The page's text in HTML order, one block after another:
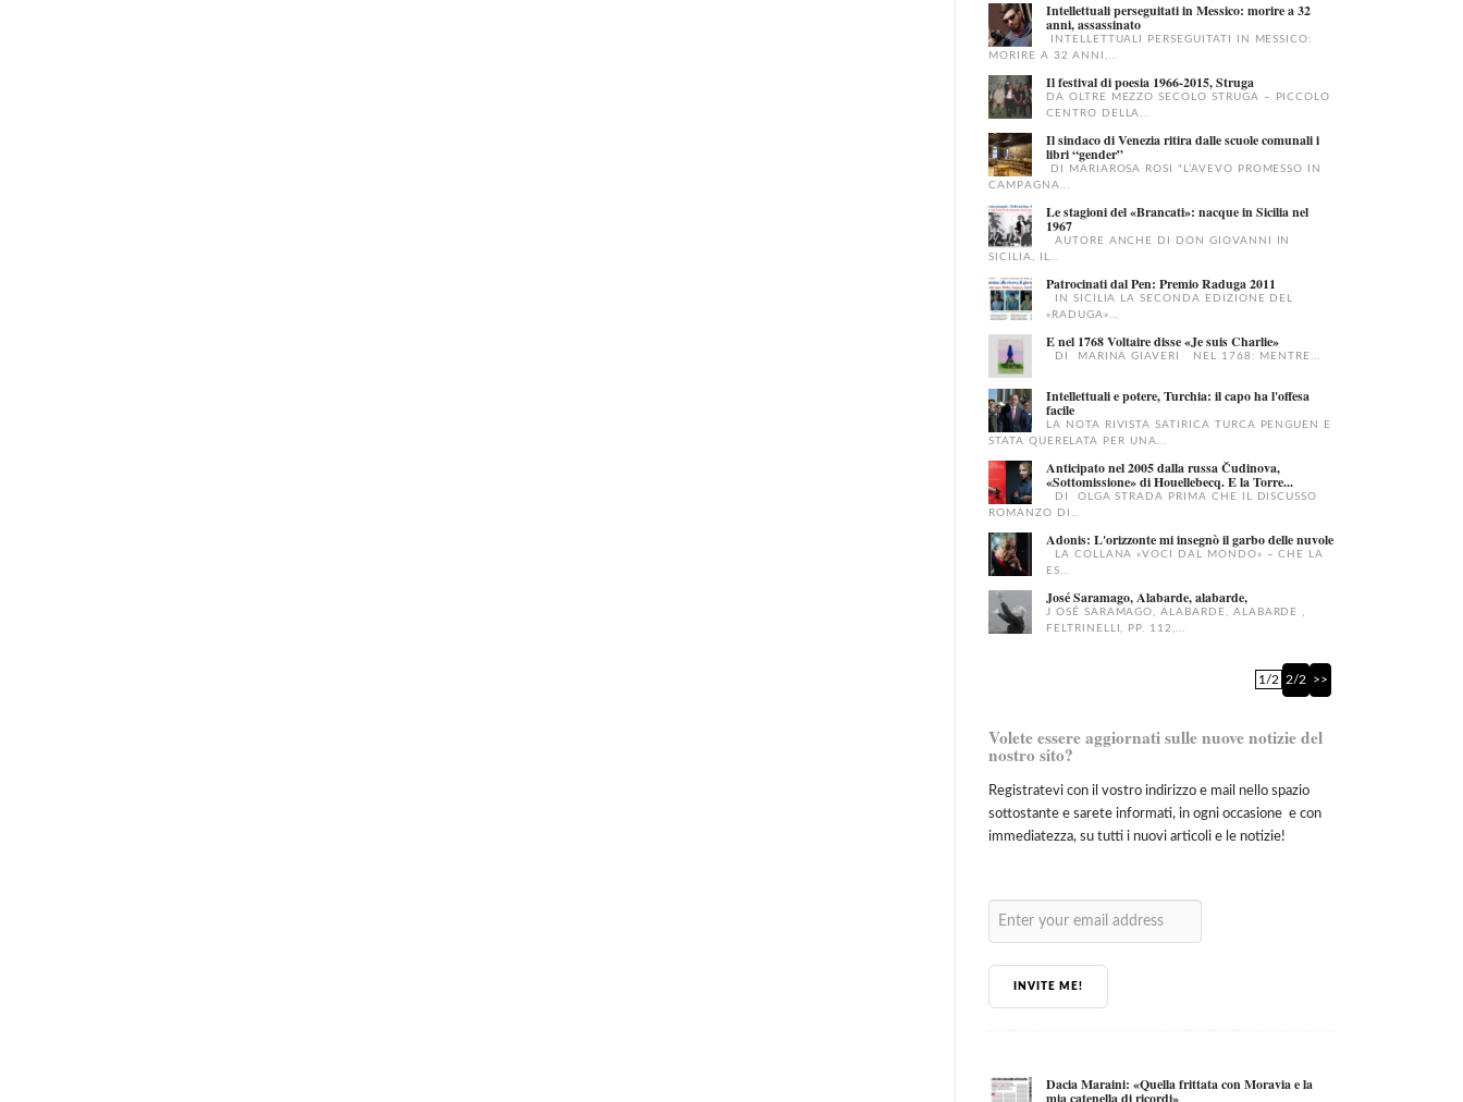
Intellettuali perseguitati in Messico: morire a 32
anni, assassinato
INTELLETTUALI PERSEGUITATI IN MESSICO:
MORIRE A 32 ANNI,...
Il festival di poesia 1966-2015, Struga
DA OLTRE MEZZO SECOLO STRUGA – PICCOLO
CENTRO DELLA...
Il sindaco di Venezia ritira dalle scuole comunali i
libri “gender”
DI MARIAROSA ROSI "L’AVEVO PROMESSO IN
CAMPAGNA...
Le stagioni del «Brancati»: nacque in Sicilia nel
1967
AUTORE ANCHE DI DON GIOVANNI IN
SICILIA, IL...
Patrocinati dal Pen: Premio Raduga 2011
IN SICILIA LA SECONDA EDIZIONE DEL
«RADUGA»...
E nel 1768 Voltaire disse «Je suis Charlie»
DI MARINA GIAVERI NEL 1768: MENTRE...
Intellettuali e potere, Turchia: il capo ha l'offesa
facile
LA NOTA RIVISTA SATIRICA TURCA PENGUEN E
STATA QUERELATA PER UNA...
Anticipato nel 2005 dalla russa Čudinova,
«Sottomissione» di Houellebecq. E la Torre...
DI OLGA STRADA PRIMA CHE IL DISCUSSO
ROMANZO DI...
Adonis: L'orizzonte mi insegnò il garbo delle nuvole
LA COLLANA «VOCI DAL MONDO» – CHE LA
ES...
José Saramago, Alabarde, alabarde,
J OSÉ SARAMAGO, ALABARDE, ALABARDE ,
FELTRINELLI, PP. 112,...
1/2 2/2 >>
Volete essere aggiornati sulle nuove notizie del
nostro sito?
Registratevi con il vostro indirizzo e mail nello spazio
sottostante e sarete informati, in ogni occasione e con
immediatezza, su tutti i nuovi articoli e le notizie!
INVITE ME!
Dacia Maraini: «Quella frittata con Moravia e la
mia catenella di ricordi»